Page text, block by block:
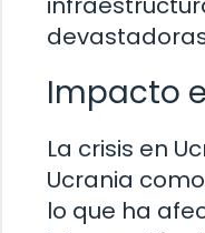
Impacto
La crisis en
Ucrania
lo que ha